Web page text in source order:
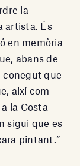
la
artista. És
en memòria
abans de
conegut que
així com
la Costa
sigui que es
pintant.”